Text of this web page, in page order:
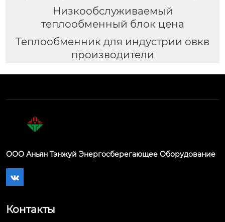
Низкообслуживаемый
теплообменный блок цена
Теплообменник для индустрии овкв
производители
ООО Аньян Тэнжуй Энергосберегающее Оборудование

Контакты